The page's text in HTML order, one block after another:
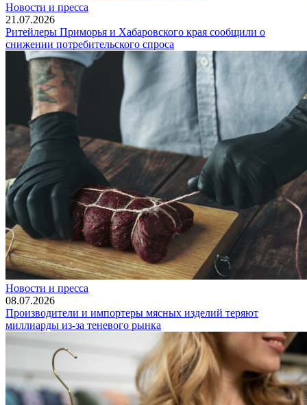
Новости и пресса
21.07.2026
Ритейлеры Приморья и Хабаровского края сообщили о
снижении потребительского спроса
Новости и пресса
08.07.2026
Производители и импортеры мясных изделий теряют
миллиарды из-за теневого рынка